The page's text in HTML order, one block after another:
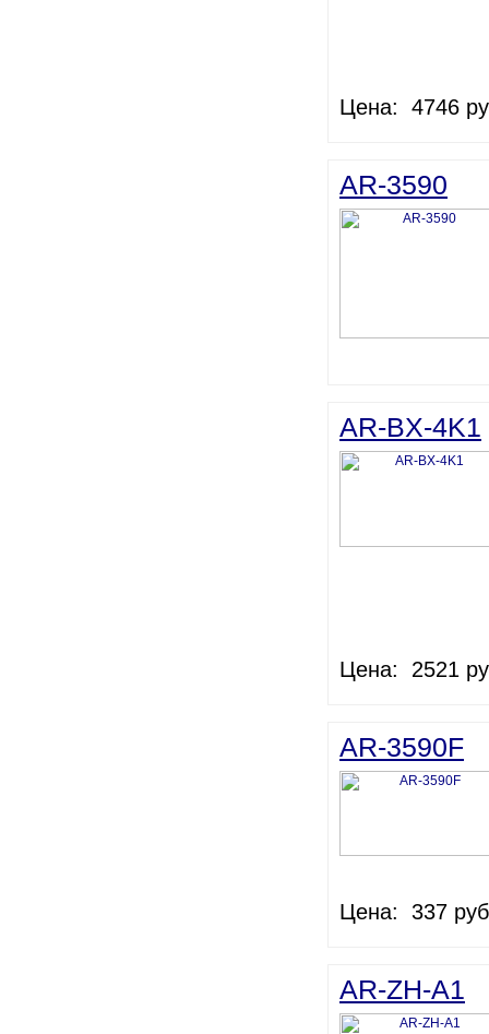
Цена: 4746
AR-3590
AR-BX-4K1
Цена: 2521
AR-3590F
Цена: 337
AR-ZH-A1